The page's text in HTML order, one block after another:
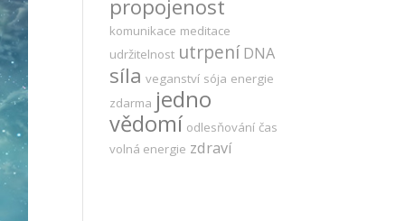
propojenost
komunikace meditace
udržitelnost utrpení DNA
síla veganství sója energie
zdarma jedno
vědomí odlesňování čas
volná energie zdraví